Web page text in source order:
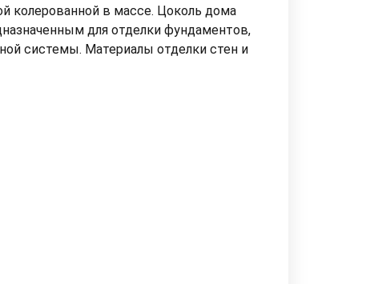
колерованной в массе. Цоколь дома
для отделки фундаментов,
системы. Материалы отделки стен и